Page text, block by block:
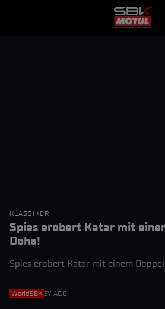
KLASSIKER
Spies erobert Katar mit
Doha!
Spies erobert Katar mit einem
WorldSBK 3Y AGO